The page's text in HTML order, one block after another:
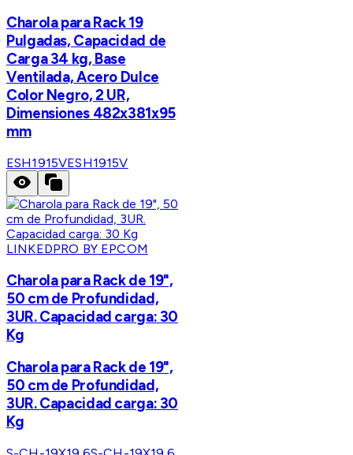
Charola para Rack 19
Pulgadas, Capacidad de
Carga 34 kg, Base
Ventilada, Acero Dulce
Color Negro, 2 UR,
Dimensiones 482x381x95
mm
ESH1915VESH1915V
LINKEDPRO BY EPCOM
Charola para Rack de 19",
50 cm de Profundidad,
3UR. Capacidad carga: 30
Kg
Charola para Rack de 19",
50 cm de Profundidad,
3UR. Capacidad carga: 30
Kg